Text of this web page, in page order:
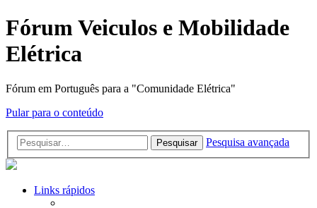
Fórum Veiculos e Mobilidade
Elétrica
Fórum em Português para a "Comunidade Elétrica"
Pular para o conteúdo
Pesquisar Pesquisa avançada
Links rápidos